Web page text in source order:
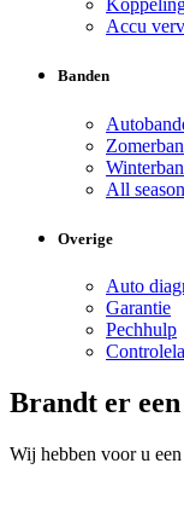
Accu
Banden
All
Overige
Auto
Garantie
Pechhulp
Brandt er
Wij hebben voor u